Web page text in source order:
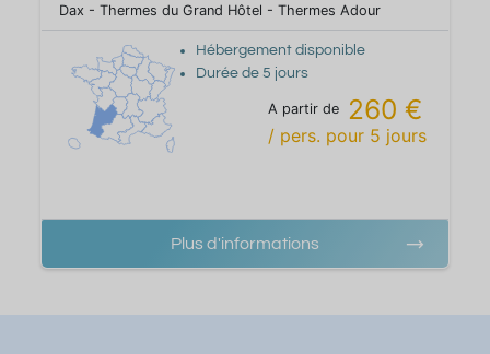
Dax - Thermes du Grand Hôtel - Thermes Adour
Hébergement disponible
Durée de 5 jours
A partir de 260 €
/ pers. pour 5 jours
Plus d'informations